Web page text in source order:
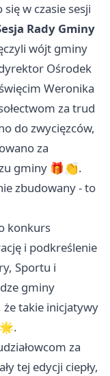
w czasie sesji
Rady Gminy
wójt gminy
Ośrodek
Weronika
za trud
do zwycięzców,
za
gminy 🎁👏.
zbudowany - to
konkurs
i podkreślenie
Sportu i
gminy
że takie inicjatywy
za
tej edycji ciepły,